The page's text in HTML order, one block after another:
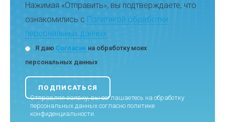
Нажимая «Отправить», вы подтверждаете, что
ознакомились с Политикой обработки
персональных данных
Я даю Согласие на обработку моих
персональных данных
Отправляя заявку, вы соглашаетесь на обработку
персональных данных согласно политике
конфиденциальности.